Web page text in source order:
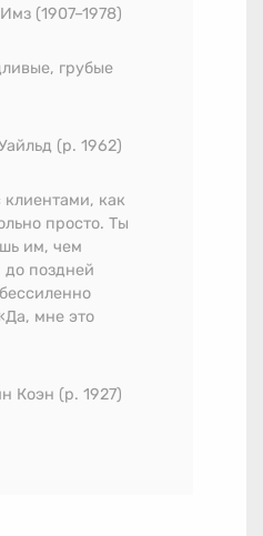
Имз (1907–1978)
грубые
(р. 1962)
как
просто. Ты
им, чем
до поздней
мне это
Коэн (р. 1927)